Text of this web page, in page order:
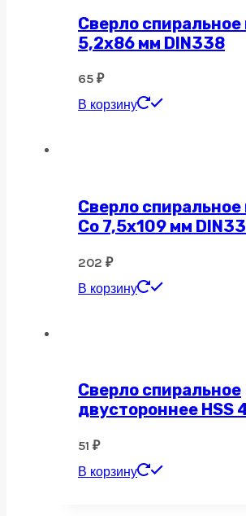
Сверло спиральное
5,2х86 мм DIN338
65 ₽
В корзину
Сверло спиральное
Co 7,5х109 мм
202 ₽
В корзину
Сверло спиральное
двустороннее HSS
51 ₽
В корзину